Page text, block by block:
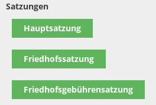
Satzungen
Hauptsatzung
Friedhofssatzung
Friedhofsgebührensatzung